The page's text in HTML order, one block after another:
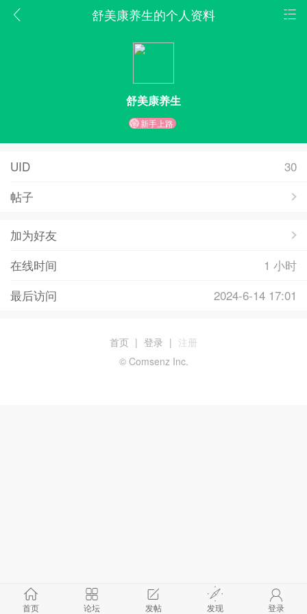
舒美康养生的个人资料
舒美康养生
新手上路
UID
30
帖子
加为好友
在线时间
1 小时
最后访问
2024-6-14 17:01
首页 论坛 发帖 发现 登录
首页 | 登录 | 注册
© Comsenz Inc.